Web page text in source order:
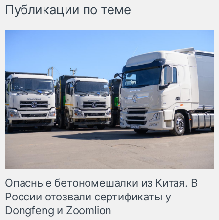
Публикации по теме
Опасные бетономешалки из Китая. В
России отозвали сертификаты у
Dongfeng и Zoomlion